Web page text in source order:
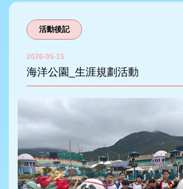
活動後記
2026-05-15
海洋公園_生涯規劃活動